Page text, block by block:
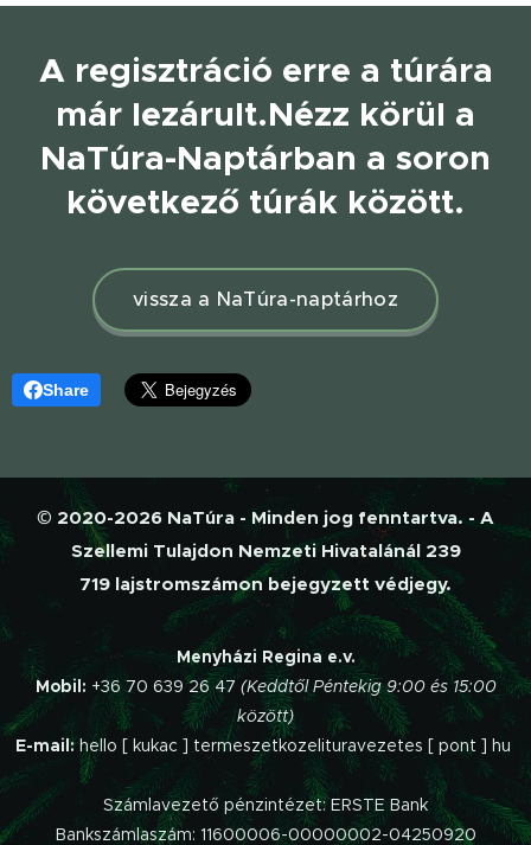
A regisztráció erre a túrára
már lezárult.Nézz körül a
NaTúra-Naptárban a soron
következő túrák között.
vissza a NaTúra-naptárhoz
Share
© 2020-2026 NaTúra - Minden jog fenntartva. - A
Szellemi Tulajdon Nemzeti Hivatalánál 239
719 lajstromszámon bejegyzett védjegy.
Menyházi Regina e.v.
Mobil: +36 70 639 26 47 (Keddtől Péntekig 9:00 és 15:00
között)
E-mail:hello [ kukac ] termeszetkozelituravezetes [ pont ] hu
Számlavezető pénzintézet: ERSTE Bank
Bankszámlaszám: 11600006-00000002-04250920